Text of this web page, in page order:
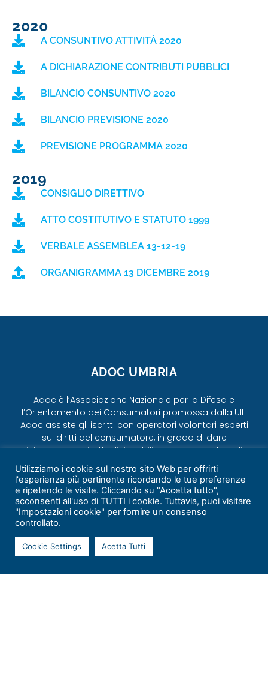
2020
A CONSUNTIVO ATTIVITÀ 2020
A DICHIARAZIONE CONTRIBUTI PUBBLICI
BILANCIO CONSUNTIVO 2020
BILANCIO PREVISIONE 2020
PREVISIONE PROGRAMMA 2020
2019
CONSIGLIO DIRETTIVO
ATTO COSTITUTIVO E STATUTO 1999
VERBALE ASSEMBLEA 13-12-19
ORGANIGRAMMA 13 DICEMBRE 2019
ADOC UMBRIA
Adoc è l’Associazione Nazionale per la Difesa e
l’Orientamento dei Consumatori promossa dalla UIL.
Adoc assiste gli iscritti con operatori volontari esperti
sui diritti del consumatore, in grado di dare
informazioni ai cittadini e abilitati alle procedure di
conciliazione
CONTATTI
adocumbria2020@gmail.com
+39 353.4217838
Via del Fosso 2/bis, Perugia
SEGUICI SU
Privacy Policy-Cookie Policy
Utilizziamo i cookie sul nostro sito Web per offrirti
l'esperienza più pertinente ricordando le tue preferenze
e ripetendo le visite. Cliccando su "Accetta tutto",
acconsenti all'uso di TUTTI i cookie. Tuttavia, puoi visitare
"Impostazioni cookie" per fornire un consenso
controllato.
Cookie Settings Acetta Tutti